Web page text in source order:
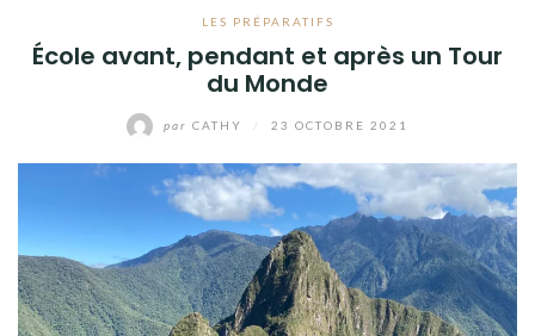
LES PRÉPARATIFS
École avant, pendant et après un Tour
du Monde
par CATHY 23 OCTOBRE 2021
AMÉRIQUE CENTRALE
AMÉRIQUE DU SUD